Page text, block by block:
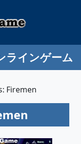
ラインゲーム
Firemen